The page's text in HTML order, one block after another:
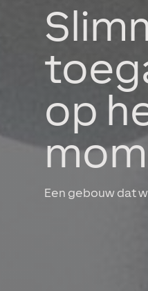
op
Een gebouw dat